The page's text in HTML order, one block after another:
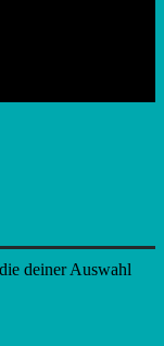
deiner Auswahl